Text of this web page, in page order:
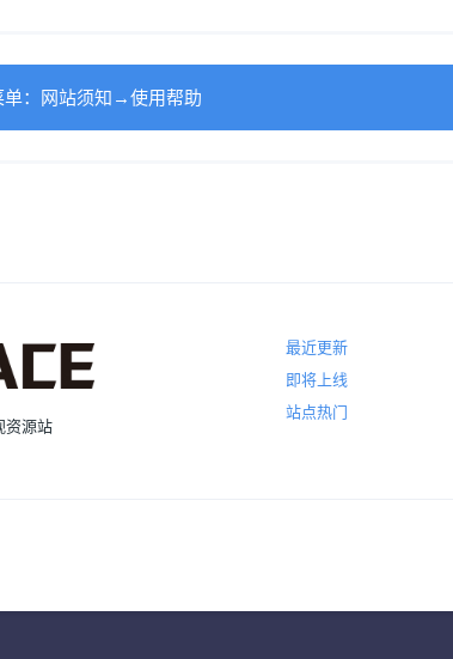
单：网站须知→使用帮助
最近更新
即将上线
站点热门
资源站